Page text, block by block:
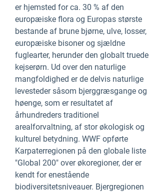
er hjemsted for ca. 30 % af den
europæiske flora og Europas største
bestande af brune bjørne, ulve, losser,
europæiske bisoner og sjældne
fuglearter, herunder den globalt truede
kejserørn. Ud over den naturlige
mangfoldighed er de delvis naturlige
levesteder såsom bjerggræsgange og
høenge, som er resultatet af
århundreders traditionel
arealforvaltning, af stor økologisk og
kulturel betydning. WWF opførte
Karpaterregionen på den globale liste
"Global 200" over økoregioner, der er
kendt for enestående
biodiversitetsniveauer. Bjergregionen